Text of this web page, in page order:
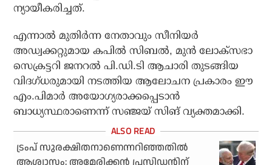
ന്യായീകരിച്ചത്.
എന്നാല്‍ മുതിര്‍ന്ന നേതാവും സീനിയര്‍
അഡ്വക്കറ്റുമായ കപില്‍ സിബല്‍, മുന്‍ ലോക്‌സഭാ
സെക്രട്ടറി ജനറല്‍ പി.ഡി.ടി ആചാരി തുടങ്ങിയ
വിദഗ്ധരുമായി നടത്തിയ ആലോചന പ്രകാരം ഈ
എം.പിമാര്‍ അയോഗ്യരാക്കപ്പെടാന്‍
ബാധ്യസ്ഥരാണെന്ന് സഞ്ജയ് സിങ് വ്യക്തമാക്കി.
ട്രംപ് സുരക്ഷിതനാണെന്നറിഞ്ഞതില്‍